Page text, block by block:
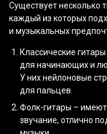
Существует несколько
каждый из которых
и музыкальных
Классические
для начинающих и
У них нейлоновые
для пальцев.
Фолк-гитары – имеют
звучание, отлично